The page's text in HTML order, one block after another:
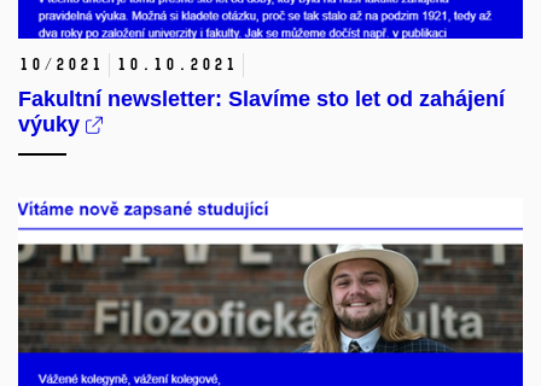
10/2021 10. 10. 2021
Fakultní newsletter: Slavíme sto let od zahájení
výuky